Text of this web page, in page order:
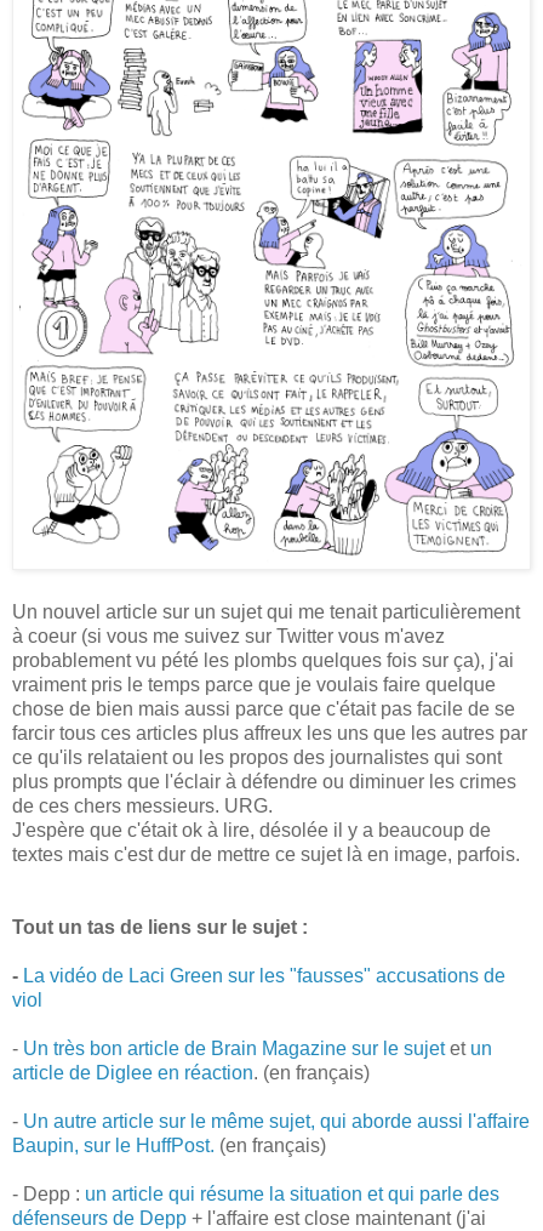
Un nouvel article sur un sujet qui me tenait particulièrement
à coeur (si vous me suivez sur Twitter vous m'avez
probablement vu pété les plombs quelques fois sur ça), j'ai
vraiment pris le temps parce que je voulais faire quelque
chose de bien mais aussi parce que c'était pas facile de se
farcir tous ces articles plus affreux les uns que les autres par
ce qu'ils relataient ou les propos des journalistes qui sont
plus prompts que l'éclair à défendre ou diminuer les crimes
de ces chers messieurs. URG.
J'espère que c'était ok à lire, désolée il y a beaucoup de
textes mais c'est dur de mettre ce sujet là en image, parfois.
Tout un tas de liens sur le sujet :
- La vidéo de Laci Green sur les "fausses" accusations de
viol
- Un très bon article de Brain Magazine sur le sujetet un
article de Diglee en réaction. (en français)
- Un autre article sur le même sujet, qui aborde aussi l'affaire
Baupin, sur le HuffPost. (en français)
- Depp : un article qui résume la situation et qui parle des
défenseurs de Depp + l'affaire est close maintenant (j'ai